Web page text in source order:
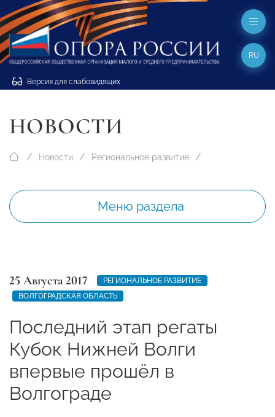
Версия для слабовидящих
RU
НОВОСТИ
Новости Региональное развитие
Меню раздела
25 Августа 2017
РЕГИОНАЛЬНОЕ РАЗВИТИЕ
ВОЛГОГРАДСКАЯ ОБЛАСТЬ
Последний этап регаты
Кубок Нижней Волги
впервые прошёл в
Волгограде